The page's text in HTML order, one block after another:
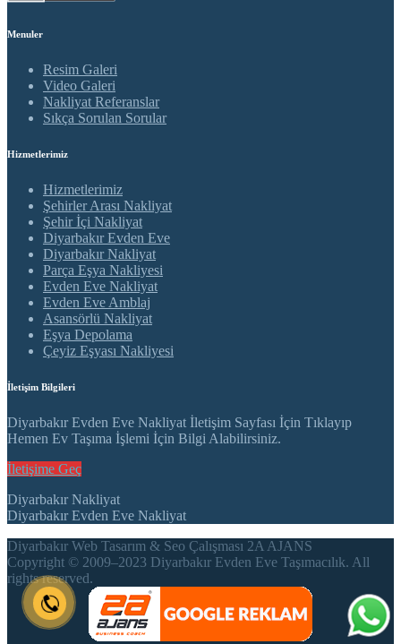
Menuler
Resim Galeri
Video Galeri
Nakliyat Referanslar
Sıkça Sorulan Sorular
Hizmetlerimiz
Hizmetlerimiz
Şehirler Arası Nakliyat
Şehir İçi Nakliyat
Diyarbakır Evden Eve
Diyarbakır Nakliyat
Parça Eşya Nakliyesi
Evden Eve Nakliyat
Evden Eve Amblaj
Asansörlü Nakliyat
Eşya Depolama
Çeyiz Eşyası Nakliyesi
İletişim Bilgileri
Diyarbakır Evden Eve Nakliyat İletişim Sayfası İçin Tıklayıp
Hemen Ev Taşıma İşlemi İçin Bilgi Alabilirsiniz.
İletişime Geç
Diyarbakır Nakliyat
Diyarbakır Evden Eve Nakliyat
Diyarbakır Web Tasarım & Seo Çalışması 2A AJANS
Copyright © 2009–2023 Diyarbakır Evden Eve Taşımacılık. All
rights reserved.